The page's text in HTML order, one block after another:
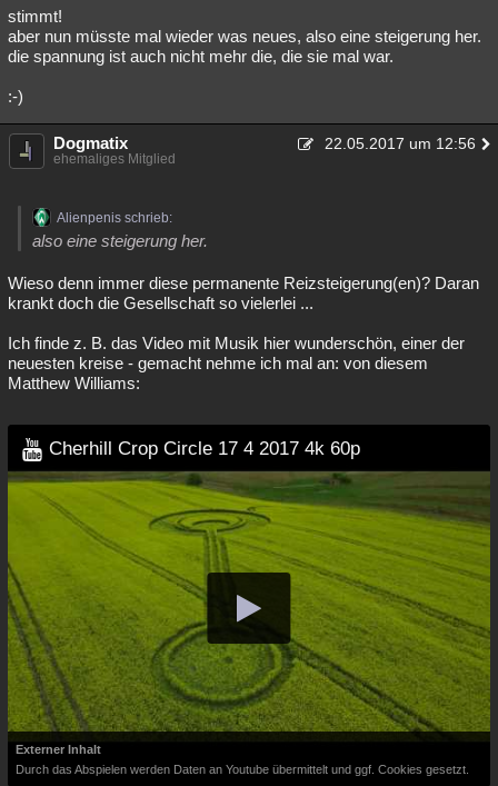
stimmt!
aber nun müsste mal wieder was neues, also eine steigerung her.
die spannung ist auch nicht mehr die, die sie mal war.
:-)
Dogmatix 22.05.2017 um 12:56
ehemaliges Mitglied
Alienpenis schrieb:
also eine steigerung her.
Wieso denn immer diese permanente Reizsteigerung(en)? Daran
krankt doch die Gesellschaft so vielerlei ...
Ich finde z. B. das Video mit Musik hier wunderschön, einer der
neuesten kreise - gemacht nehme ich mal an: von diesem
Matthew Williams:
Cherhill Crop Circle 17 4 2017 4k 60p
Externer Inhalt
Durch das Abspielen werden Daten an Youtube übermittelt und ggf. Cookies gesetzt.